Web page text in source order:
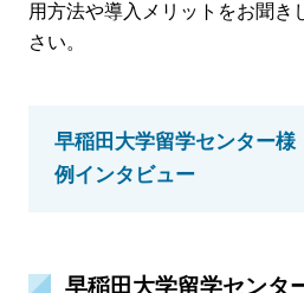
用方法や導入メリットをお聞き
さい。
早稲田大学留学センター
例インタビュー
早稲田大学留学セン